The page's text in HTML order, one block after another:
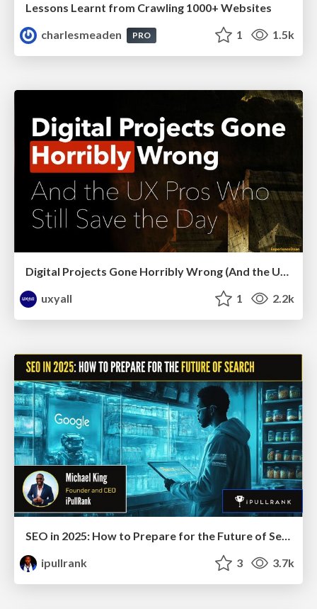
Lessons Learnt from Crawling 1000+ Websites
charlesmeaden
PRO 1 1.5k
Digital Projects Gone Horribly Wrong (And the UX Pros Who Still Save the Day) - Dean Schuster
uxyall
1 2.2k
SEO in 2025: How to Prepare for the Future of Search
ipullrank
3 3.7k